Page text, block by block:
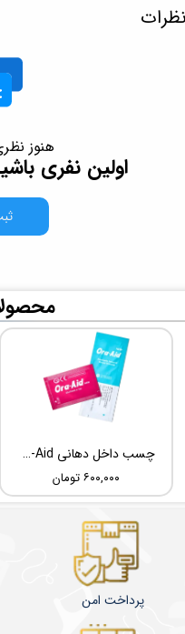
هنوز
اولین نفری
چسب داخل دهانی TBM Ora-Aid
۶۰۰,۰۰۰ تومان
پرداخت امن